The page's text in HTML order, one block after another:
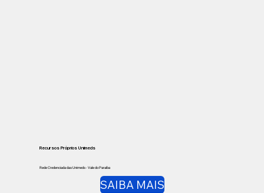
Recursos Próprios Unimeds
Rede Credenciada das Unimeds - Vale do Paraíba
SAIBA MAIS